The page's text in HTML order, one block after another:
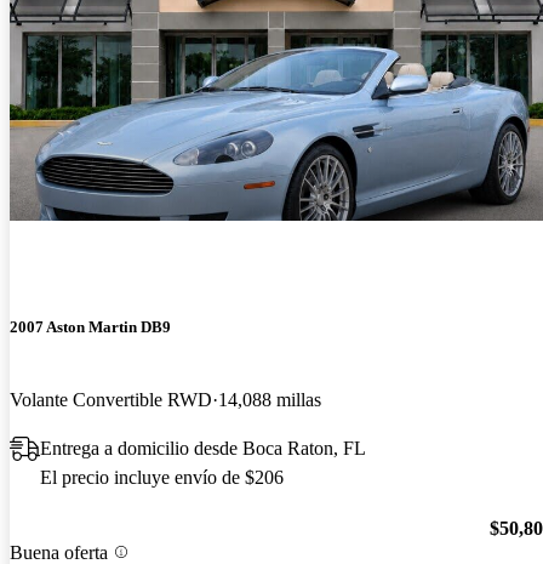
2007 Aston Martin DB9
Volante Convertible RWD 14,088 millas
Entrega a domicilio desde Boca Raton, FL
El precio incluye envío de $206
Buena oferta